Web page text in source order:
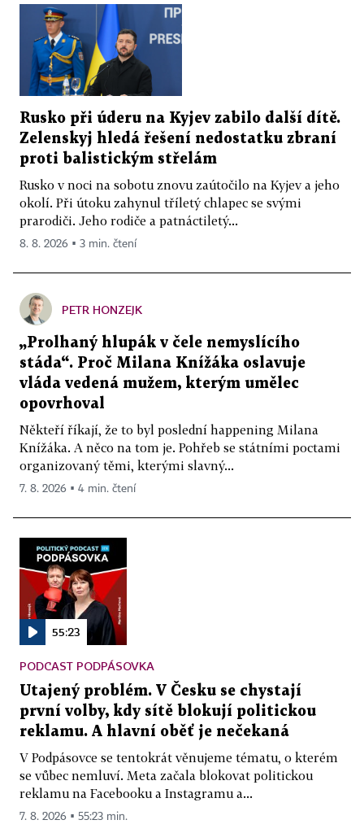
Rusko při úderu na Kyjev zabilo další dítě.
Zelenskyj hledá řešení nedostatku zbraní
proti balistickým střelám
Rusko v noci na sobotu znovu zaútočilo na Kyjev a jeho
okolí. Při útoku zahynul tříletý chlapec se svými
prarodiči. Jeho rodiče a patnáctiletý...
8. 8. 2026 ▪ 3 min. čtení
PETR HONZEJK
„Prolhaný hlupák v čele nemyslícího
stáda“. Proč Milana Knížáka oslavuje
vláda vedená mužem, kterým umělec
opovrhoval
Někteří říkají, že to byl poslední happening Milana
Knížáka. A něco na tom je. Pohřeb se státními poctami
organizovaný těmi, kterými slavný...
7. 8. 2026 ▪ 4 min. čtení
55:23
PODCAST PODPÁSOVKA
Utajený problém. V Česku se chystají
první volby, kdy sítě blokují politickou
reklamu. A hlavní oběť je nečekaná
V Podpásovce se tentokrát věnujeme tématu, o kterém
se vůbec nemluví. Meta začala blokovat politickou
reklamu na Facebooku a Instagramu a...
7. 8. 2026 ▪ 55:23 min.